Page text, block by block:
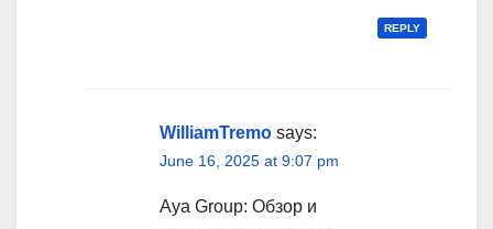
REPLY
WilliamTremo says:
June 16, 2025 at 9:07 pm
Aya Group: Обзор и